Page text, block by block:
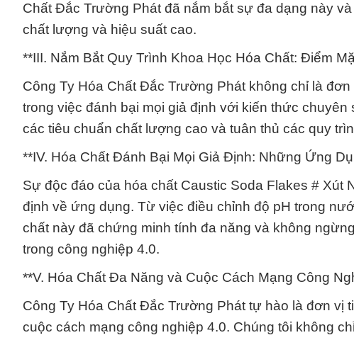
Chất Đắc Trường Phát đã nắm bắt sự đa dạng này
chất lượng và hiệu suất cao.
**III. Nắm Bắt Quy Trình Khoa Học Hóa Chất: Điểm
Công Ty Hóa Chất Đắc Trường Phát không chỉ là
trong việc đánh bại mọi giả định với kiến thức
các tiêu chuẩn chất lượng cao và tuân thủ các quy
**IV. Hóa Chất Đánh Bại Mọi Giả Định: Những Ứng
Sự độc đáo của hóa chất Caustic Soda Flakes # Xút
định về ứng dụng. Từ việc điều chỉnh độ pH trong
chất này đã chứng minh tính đa năng và không
trong công nghiệp 4.0.
**V. Hóa Chất Đa Năng và Cuộc Cách Mạng Công
Công Ty Hóa Chất Đắc Trường Phát tự hào là đơn vị
cuộc cách mạng công nghiệp 4.0. Chúng tôi không